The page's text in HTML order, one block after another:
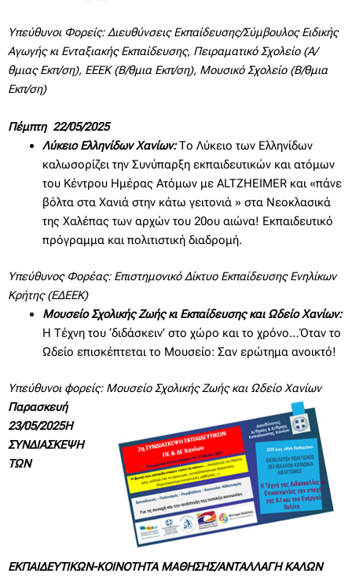
Υπεύθυνοι Φορείς: Διευθύνσεις Εκπαίδευσης/Σύμβουλος Ειδικής
Αγωγής κι Ενταξιακής Εκπαίδευσης, Πειραματικό Σχολείο (Α/
θμιας Εκπ/ση), ΕΕΕΚ (Β/θμια Εκπ/ση), Μουσικό Σχολείο (Β/θμια
Εκπ/ση)
Πέμπτη 22/05/2025
Λύκειο Ελληνίδων Χανίων:Το Λύκειο των Ελληνίδων
καλωσορίζει την Συνύπαρξη εκπαιδευτικών και ατόμων
του Κέντρου Ημέρας Ατόμων με ALTZHEIMER και «πάνε
βόλτα στα Χανιά στην κάτω γειτονιά » στα Νεοκλασικά
της Χαλέπας των αρχών του 20ου αιώνα! Εκπαιδευτικό
πρόγραμμα και πολιτιστική διαδρομή.
Υπεύθυνος Φορέας: Επιστημονικό Δίκτυο Εκπαίδευσης Ενηλίκων
Κρήτης (ΕΔΕΕΚ)
Μουσείο Σχολικής Ζωής κι Εκπαίδευσης και Ωδείο Χανίων:
Η Τέχνη του ‘διδάσκειν’ στο χώρο και το χρόνο…Όταν το
Ωδείο επισκέπτεται το Μουσείο: Σαν ερώτημα ανοικτό!
Υπεύθυνοι φορείς: Μουσείο Σχολικής Ζωής και Ωδείο Χανίων
Παρασκευή
23/05/2025Η
ΣΥΝΔΙΑΣΚΕΨΗ
ΤΩΝ
ΕΚΠΑΙΔΕΥΤΙΚΩΝ-ΚΟΙΝΟΤΗΤΑ ΜΑΘΗΣΗΣ/ΑΝΤΑΛΛΑΓΗ ΚΑΛΩΝ